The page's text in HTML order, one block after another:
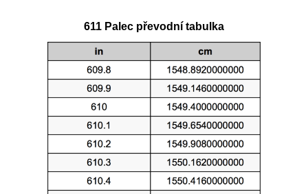
611 Palec převodní tabulka